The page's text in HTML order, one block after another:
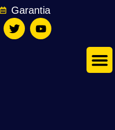
Garantia